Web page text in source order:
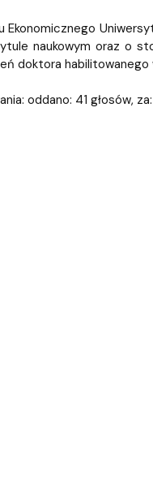
Ekonomicznego
naukowym oraz o
doktora habilitowanego
oddano: 41 głosów,